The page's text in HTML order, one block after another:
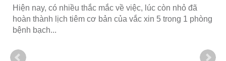
Hiện nay, có nhiều thắc mắc về việc, lúc còn nhỏ đã
hoàn thành lịch tiêm cơ bản của vắc xin 5 trong 1 phòng
bệnh bạch...